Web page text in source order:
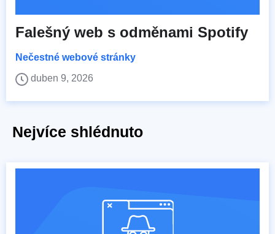
Falešný web s odměnami Spotify
Nečestné webové stránky
duben 9, 2026
Nejvíce shlédnuto